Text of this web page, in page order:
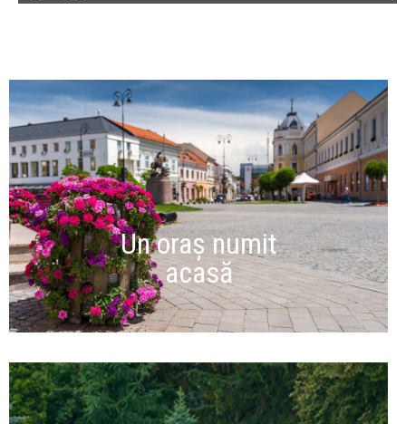
Un oraș numit
acasă